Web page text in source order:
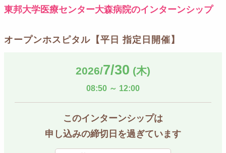
東邦大学医療センター大森病院のインターンシップ
オープンホスピタル【平日 指定日開催】
2026/7/30 (木)
08:50 ～ 12:00
このインターンシップは
申し込みの締切日を過ぎています